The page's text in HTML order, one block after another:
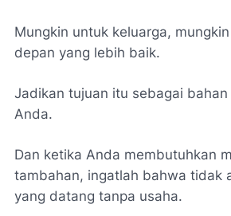
Mungkin untuk keluarga,
depan yang lebih baik.
Jadikan tujuan itu sebagai
Anda.
Dan ketika Anda membutuhkan
tambahan, ingatlah bahwa tidak
yang datang tanpa usaha.